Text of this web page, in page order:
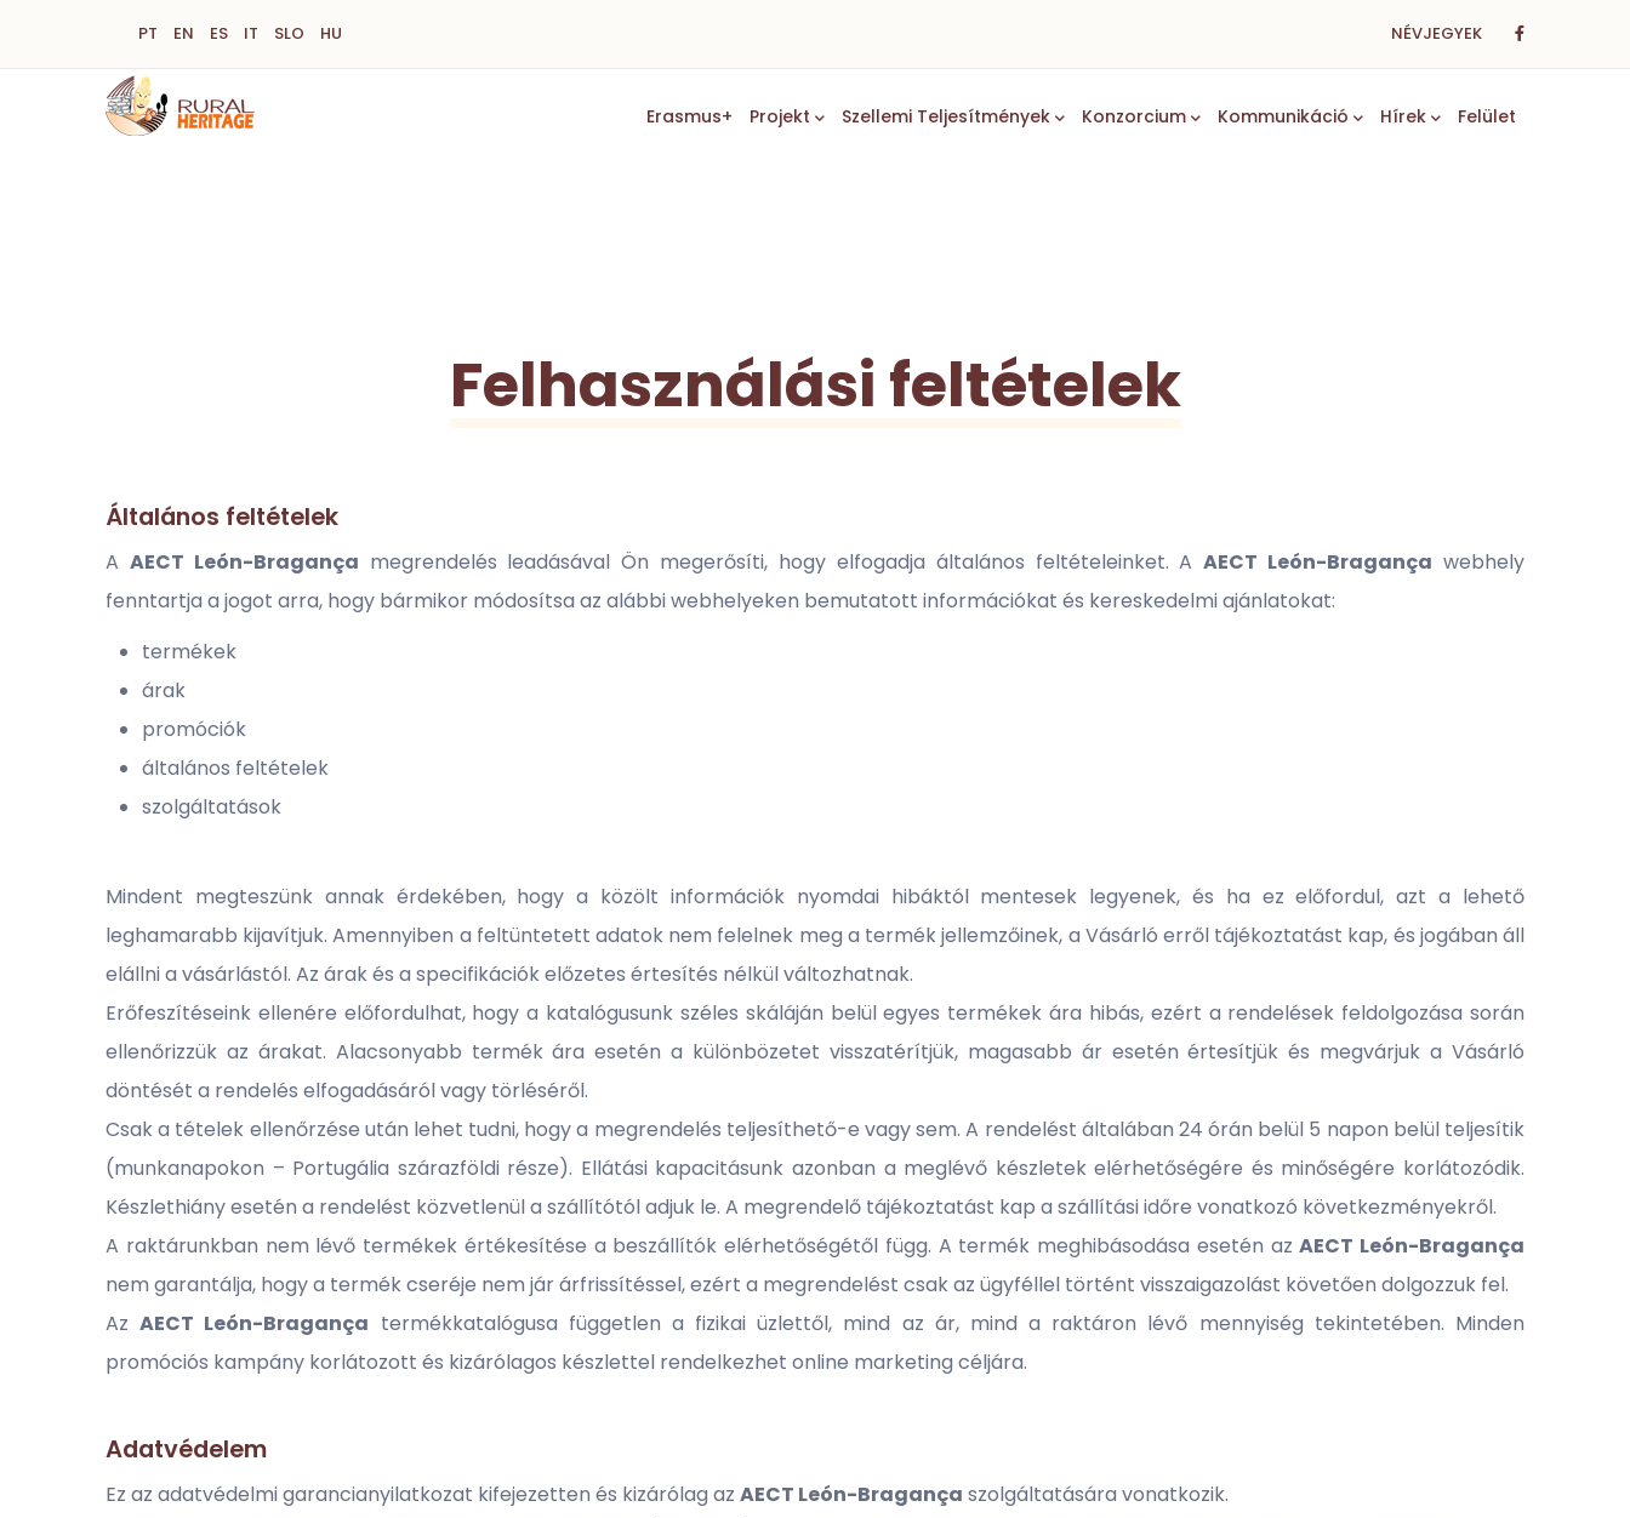
PT EN ES IT SLO HU NÉVJEGYEK
Main
Erasmus+ Projekt Szellemi Teljesítmények Konzorcium Kommunikáció Hírek Felület
Felhasználási feltételek
Általános feltételek
A AECT León-Bragança megrendelés leadásával Ön megerősíti, hogy elfogadja általános feltételeinket. AAECT León-Bragança webhely
fenntartja a jogot arra, hogy bármikor módosítsa az alábbi webhelyeken bemutatott információkat és kereskedelmi ajánlatokat:
termékek
árak
promóciók
általános feltételek
szolgáltatások
Mindent megteszünk annak érdekében, hogy a közölt információk nyomdai hibáktól mentesek legyenek, és ha ez előfordul, azt a lehető
leghamarabb kijavítjuk. Amennyiben a feltüntetett adatok nem felelnek meg a termék jellemzőinek, a Vásárló erről tájékoztatást kap, és jogában áll
elállni a vásárlástól. Az árak és a specifikációk előzetes értesítés nélkül változhatnak.
Erőfeszítéseink ellenére előfordulhat, hogy a katalógusunk széles skáláján belül egyes termékek ára hibás, ezért a rendelések feldolgozása során
ellenőrizzük az árakat. Alacsonyabb termék ára esetén a különbözetet visszatérítjük, magasabb ár esetén értesítjük és megvárjuk a Vásárló
döntését a rendelés elfogadásáról vagy törléséről.
Csak a tételek ellenőrzése után lehet tudni, hogy a megrendelés teljesíthető-e vagy sem. A rendelést általában 24 órán belül 5 napon belül teljesítik
(munkanapokon – Portugália szárazföldi része). Ellátási kapacitásunk azonban a meglévő készletek elérhetőségére és minőségére korlátozódik.
Készlethiány esetén a rendelést közvetlenül a szállítótól adjuk le. A megrendelő tájékoztatást kap a szállítási időre vonatkozó következményekről.
A raktárunkban nem lévő termékek értékesítése a beszállítók elérhetőségétől függ. A termék meghibásodása esetén azAECT León-Bragança
nem garantálja, hogy a termék cseréje nem jár árfrissítéssel, ezért a megrendelést csak az ügyféllel történt visszaigazolást követően dolgozzuk fel.
AzAECT León-Bragança termékkatalógusa független a fizikai üzlettől, mind az ár, mind a raktáron lévő mennyiség tekintetében. Minden
promóciós kampány korlátozott és kizárólagos készlettel rendelkezhet online marketing céljára.
Adatvédelem
Ez az adatvédelmi garancianyilatkozat kifejezetten és kizárólag az AECT León-Bragança szolgáltatására vonatkozik.